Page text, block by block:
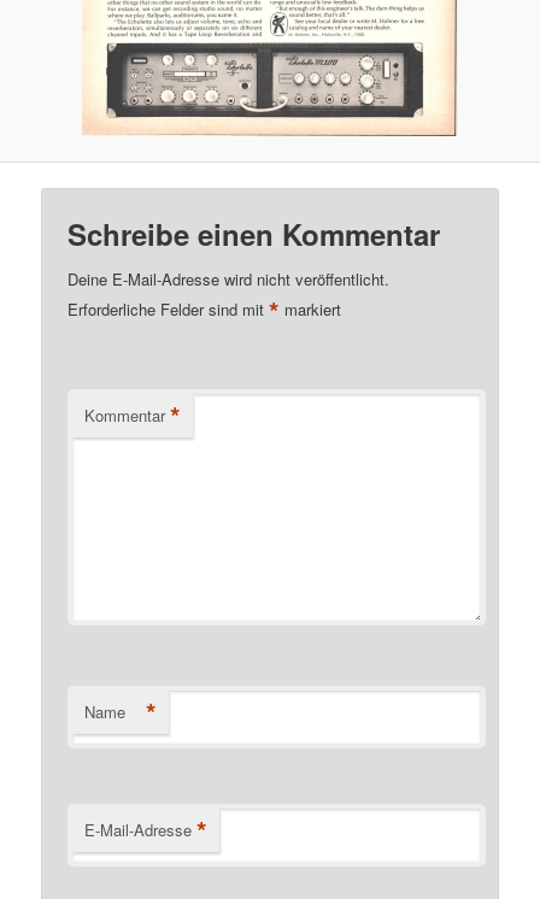
Schreibe einen Kommentar
Deine E-Mail-Adresse wird nicht veröffentlicht.
Erforderliche Felder sind mit* markiert
Kommentar *
Name *
E-Mail-Adresse *